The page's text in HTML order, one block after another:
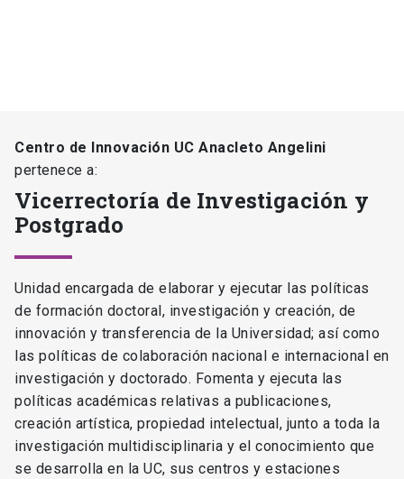
Centro de Innovación UC Anacleto Angelini
pertenece a:
Vicerrectoría de Investigación y
Postgrado
Unidad encargada de elaborar y ejecutar las políticas
de formación doctoral, investigación y creación, de
innovación y transferencia de la Universidad; así como
las políticas de colaboración nacional e internacional en
investigación y doctorado. Fomenta y ejecuta las
políticas académicas relativas a publicaciones,
creación artística, propiedad intelectual, junto a toda la
investigación multidisciplinaria y el conocimiento que
se desarrolla en la UC, sus centros y estaciones